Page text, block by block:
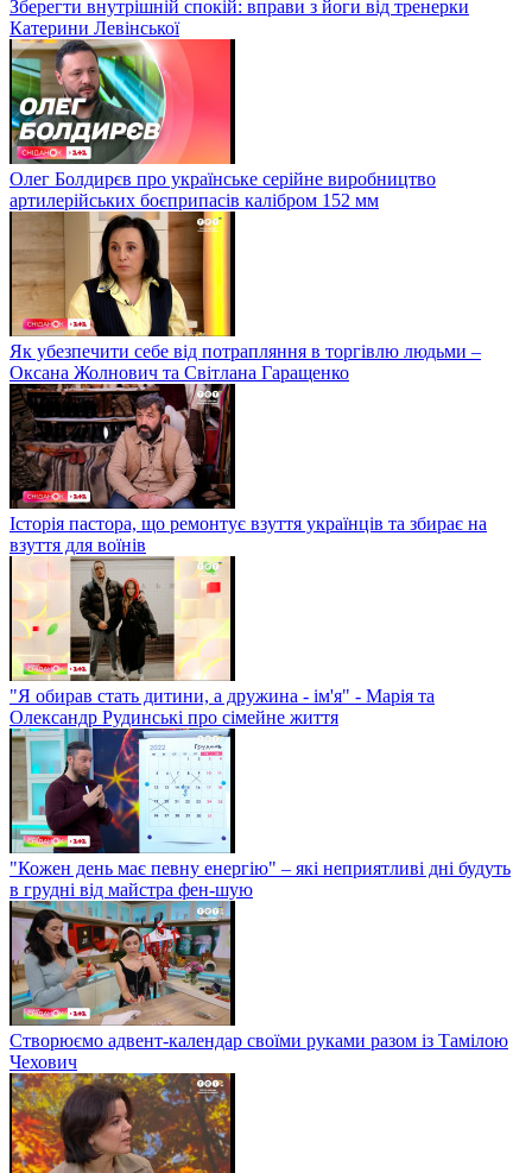
Зберегти внутрішній спокій: вправи з йоги від тренерки
Катерини Левінської
Олег Болдирєв про українське серійне виробництво
артилерійських боєприпасів калібром 152 мм
Як убезпечити себе від потрапляння в торгівлю людьми –
Оксана Жолнович та Світлана Гаращенко
Історія пастора, що ремонтує взуття українців та збирає на
взуття для воїнів
"Я обирав стать дитини, а дружина - ім'я" - Марія та
Олександр Рудинські про сімейне життя
"Кожен день має певну енергію" – які неприятливі дні будуть
в грудні від майстра фен-шую
Створюємо адвент-календар своїми руками разом із Тамілою
Чехович